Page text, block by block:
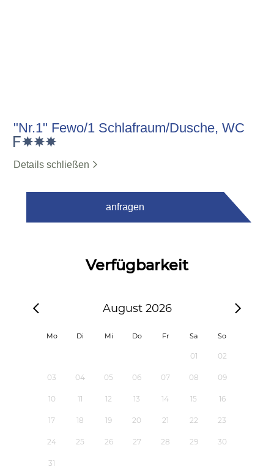
"Nr.1" Fewo/1 Schlafraum/Dusche, WC
Details schließen
anfragen
Verfügbarkeit
August 2026
Mo Di Mi Do Fr Sa So
01 02
03 04 05 06 07 08 09
10 11 12 13 14 15 16
17 18 19 20 21 22 23
24 25 26 27 28 29 30
31